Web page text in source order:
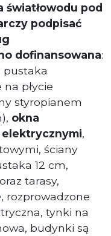
światłowodu pod
podpisać
dofinansowana:
pustaka
płycie
styropianem
okna
,
ściany
12 cm,
tarasy,
, rozprowadzone
tynki na
budynki są